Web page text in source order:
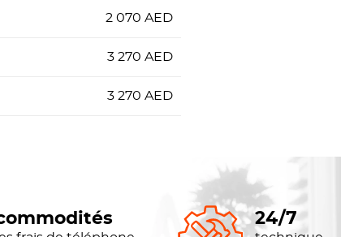
2 070 AED
3 270 AED
3 270 AED
24/7